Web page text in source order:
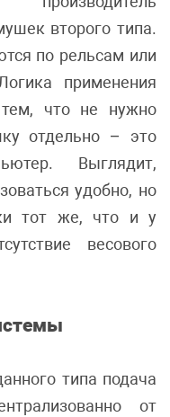
второго типа.
по рельсам или
применения
что не нужно
отдельно – это
Выглядит,
удобно, но
тот же, что и у
весового
типа подача
от